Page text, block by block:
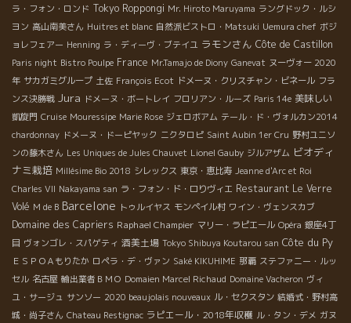
ラ・フォン・ロンド Tokyo Roppongi Mr. Hiroto Maruyama ラングドック・ルシ
ヨン 高山南美さん Huitres et blanc 自然派ビストロ・Matsuki Uemura chef ボジ
ョレフェアー Henning ラ・ディーヴ・ブテイユ ラモンさん Côte de Castillon
Paris night Bistro Poulpe France Mr.Tamajo de Diony Ganevat ヌーヴォー 2020
年 サカガミグループ 土佐 François Ecot ドメーヌ・クリスチャン・ビネール フラ
ンス決勝戦 Jura ドメーヌ・ボートレイ フロリアン・ルーズ Paris 14e 美味しい
凱旋門 Cruise Mouressipe Marie Rose ジェロボアム テール・ド・ヴォルカン2014
chardonnay ドメーヌ・ドーピヤック ニクタロピ Saint Aubin 1er Cru 野村ユニソ
ンの藤木さん Les Uniques de Jules Chauvet Lionel Gauby ジルアザム ビオディ
ナミ栽培 Millésime Bio 2018 シレックス 東京・恵比寿 Jeanne d'Arc et Roi
Charles VII Nakayama san ラ・フォン・ド・ロりヴィエ Restaurant Le Verre
Volé M de B Barcelone トゥルイヤス モンペイル村 ワイン・ヴェンスカブ
Domaine des Capriers Raphael Champier マリー・ラピエール Opéra 銀座4丁
目 ヴォンゴレ・スパゲティ 酒美土場 Tokyo Shibuya Koutarou san Côte du Py
ＥＳＰＯＡもりたか ロペラ・デ・ヴァン Saké KIKUHIME 那覇 ステファニー・ルッ
セル 名古屋 輸出業者ＢＭＯ Domaien Marcel Richaud Domaine Vacheron ヴィ
ユ・サージュ サンソー 2020 beaujolais nouveaux ル・セクスタン 結婚式・野村高
城・尚子さん Chateau Restignac ラピエール・2018年収穫 ル・タン・デメ ガヌ